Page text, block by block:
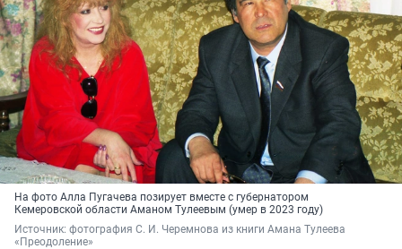
На фото Алла Пугачева позирует вместе с губернатором
Кемеровской области Аманом Тулеевым (умер в 2023 году)
Источник: фотография С. И. Черемнова из книги Амана Тулеева
«Преодоление»